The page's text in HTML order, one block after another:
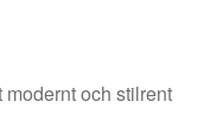
och stilrent